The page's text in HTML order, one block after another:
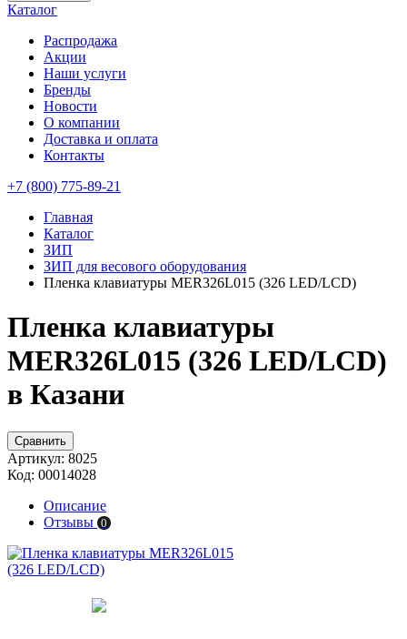
Каталог
Распродажа
Акции
Наши услуги
Бренды
Новости
О компании
Доставка и оплата
Контакты
+7 (800) 775-89-21
Главная
Каталог
ЗИП
ЗИП для весового оборудования
Пленка клавиатуры MER326L015 (326 LED/LCD)
Пленка клавиатуры
MER326L015 (326 LED/LCD)
в Казани
Сравнить
Артикул: 8025
Код: 00014028
Описание
Отзывы 0